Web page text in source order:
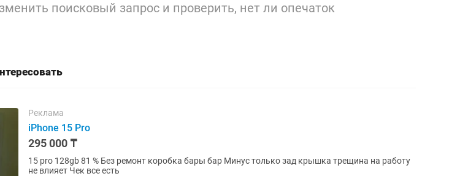
поисковый запрос и проверить, нет ли опечаток
Реклама
iPhone 15 Pro
295 000 ₸
15 pro 128gb 81 % Без ремонт коробка бары бар Минус только зад крышка трещина на работу
не влияет Чек все есть